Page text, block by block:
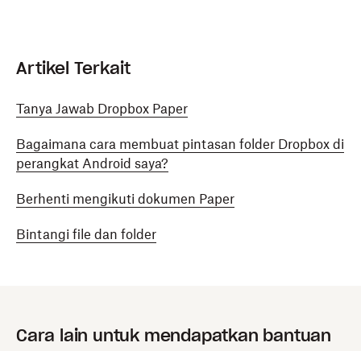
Artikel Terkait
Tanya Jawab Dropbox Paper
Bagaimana cara membuat pintasan folder Dropbox di
perangkat Android saya?
Berhenti mengikuti dokumen Paper
Bintangi file dan folder
Cara lain untuk mendapatkan bantuan